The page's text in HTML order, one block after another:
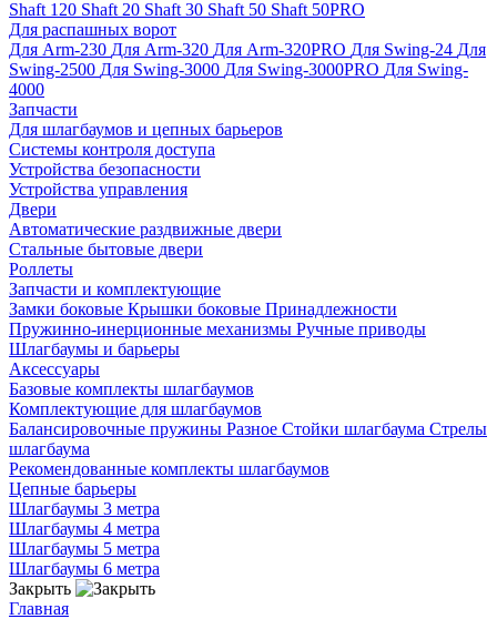
Shaft 120 Shaft 20 Shaft 30 Shaft 50 Shaft 50PRO
Для распашных ворот
Для Arm-230 Для Arm-320 Для Arm-320PRO Для Swing-24 Для
Swing-2500 Для Swing-3000 Для Swing-3000PRO Для Swing-
4000
Запчасти
Для шлагбаумов и цепных барьеров
Системы контроля доступа
Устройства безопасности
Устройства управления
Двери
Автоматические раздвижные двери
Стальные бытовые двери
Роллеты
Запчасти и комплектующие
Замки боковые Крышки боковые Принадлежности
Пружинно-инерционные механизмы Ручные приводы
Шлагбаумы и барьеры
Аксессуары
Базовые комплекты шлагбаумов
Комплектующие для шлагбаумов
Балансировочные пружины Разное Стойки шлагбаума Стрелы
шлагбаума
Рекомендованные комплекты шлагбаумов
Цепные барьеры
Шлагбаумы 3 метра
Шлагбаумы 4 метра
Шлагбаумы 5 метра
Шлагбаумы 6 метра
Закрыть
Главная